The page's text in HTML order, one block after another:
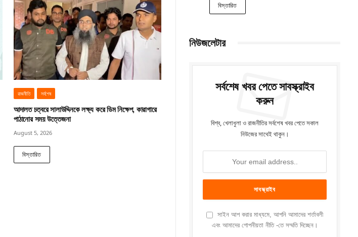
রাজনীতি সর্বশেষ
আদালত চত্বরে সালাউদ্দিনকে লক্ষ্য করে ডিম নিক্ষেপ, কারাগারে
পাঠানোর সময় উত্তেজনা
August 5, 2026
বিস্তারিত
বিস্তারিত
নিউজলেটার
সর্বশেষ খবর পেতে সাবস্ক্রাইব
করুন
বিশ্ব, খেলাধুলা ও রাজনীতির সর্বশেষ খবর পেতে সকাল
নিউজের সাথেই থাকুন।
সাইন আপ করার মাধ্যমে, আপনি আমাদের শর্তাবলী
এবং আমাদের গোপনীয়তা নীতি -তে সম্মতি দিচ্ছেন।